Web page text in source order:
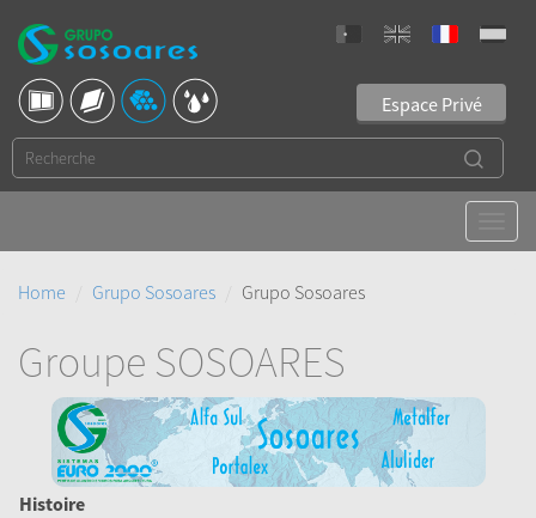
Espace Privé
Home Grupo Sosoares Grupo Sosoares
Groupe SOSOARES
Histoire